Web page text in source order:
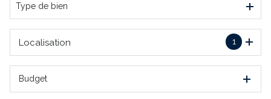
Type de bien
1
Localisation
Budget